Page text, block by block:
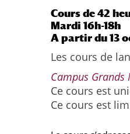
Cours de 42
Mardi 16h-18h
A partir du 13
Les cours de
Campus
Ce cours est
Ce cours est